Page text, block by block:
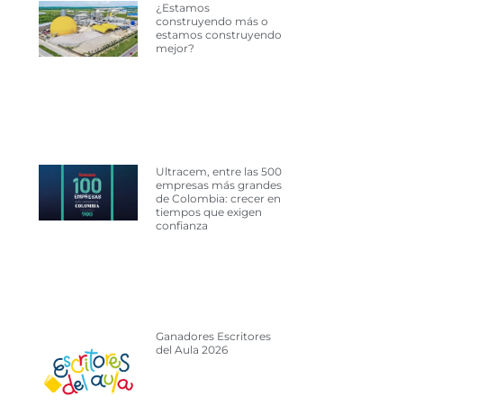
¿Estamos
construyendo más o
estamos construyendo
mejor?
Ultracem, entre las 500
empresas más grandes
de Colombia: crecer en
tiempos que exigen
confianza
Ganadores Escritores
del Aula 2026